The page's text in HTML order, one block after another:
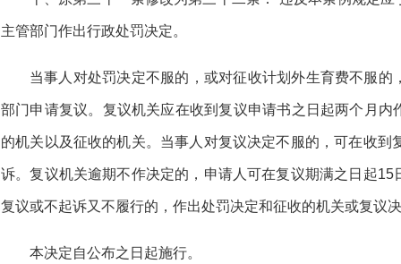
主管部门作出行政处罚决定。
当事人对处罚决定不服的，或对征收计划外生育费不服
部门申请复议。复议机关应在收到复议申请书之日起两个月
的机关以及征收的机关。当事人对复议决定不服的，可在收
诉。复议机关逾期不作决定的，申请人可在复议期满之日起
复议或不起诉又不履行的，作出处罚决定和征收的机关或复议
本决定自公布之日起施行。